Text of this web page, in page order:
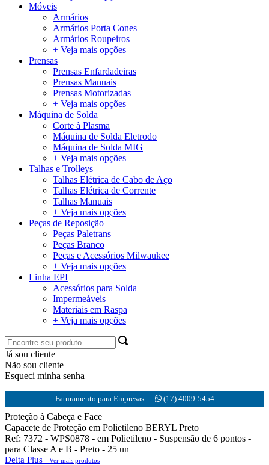
Móveis
Armários
Armários Porta Cones
Armários Roupeiros
+ Veja mais opções
Prensas
Prensas Enfardadeiras
Prensas Manuais
Prensas Motorizadas
+ Veja mais opções
Máquina de Solda
Corte à Plasma
Máquina de Solda Eletrodo
Máquina de Solda MIG
+ Veja mais opções
Talhas e Trolleys
Talhas Elétrica de Cabo de Aço
Talhas Elétrica de Corrente
Talhas Manuais
+ Veja mais opções
Peças de Reposição
Peças Paletrans
Peças Branco
Peças e Acessórios Milwaukee
+ Veja mais opções
Linha EPI
Acessórios para Solda
Impermeáveis
Materiais em Raspa
+ Veja mais opções
Já sou cliente
Não sou cliente
Esqueci minha senha
Faturamento para Empresas (17) 4009-5454
Proteção à Cabeça e Face
Capacete de Proteção em Polietileno BERYL Preto
Ref: 7372 - WPS0878 - em Polietileno - Suspensão de 6 pontos -
para Classe A e B - Preto - 25 un
Delta Plus - Ver mais produtos